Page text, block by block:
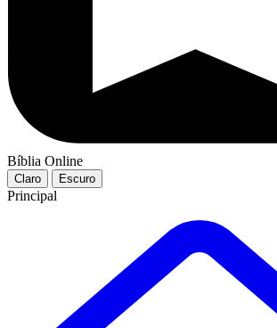
Bíblia Online
Claro Escuro
Principal